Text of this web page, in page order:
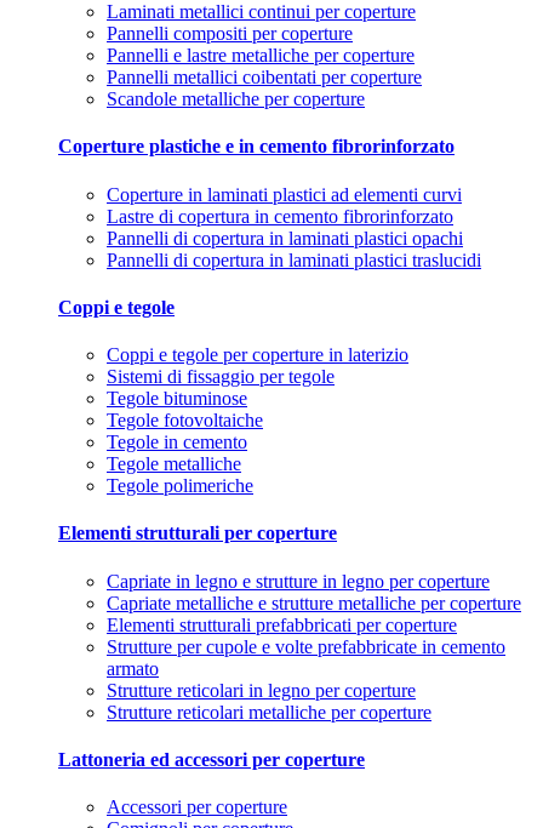
Laminati metallici continui per coperture
Pannelli compositi per coperture
Pannelli e lastre metalliche per coperture
Pannelli metallici coibentati per coperture
Scandole metalliche per coperture
Coperture plastiche e in cemento fibrorinforzato
Coperture in laminati plastici ad elementi curvi
Lastre di copertura in cemento fibrorinforzato
Pannelli di copertura in laminati plastici opachi
Pannelli di copertura in laminati plastici traslucidi
Coppi e tegole
Coppi e tegole per coperture in laterizio
Sistemi di fissaggio per tegole
Tegole bituminose
Tegole fotovoltaiche
Tegole in cemento
Tegole metalliche
Tegole polimeriche
Elementi strutturali per coperture
Capriate in legno e strutture in legno per coperture
Capriate metalliche e strutture metalliche per coperture
Elementi strutturali prefabbricati per coperture
Strutture per cupole e volte prefabbricate in cemento
armato
Strutture reticolari in legno per coperture
Strutture reticolari metalliche per coperture
Lattoneria ed accessori per coperture
Accessori per coperture